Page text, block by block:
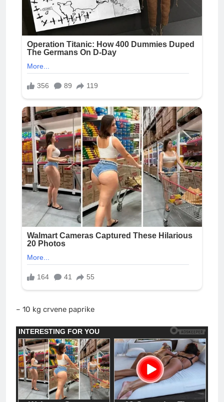
– 10 kg crvene paprike